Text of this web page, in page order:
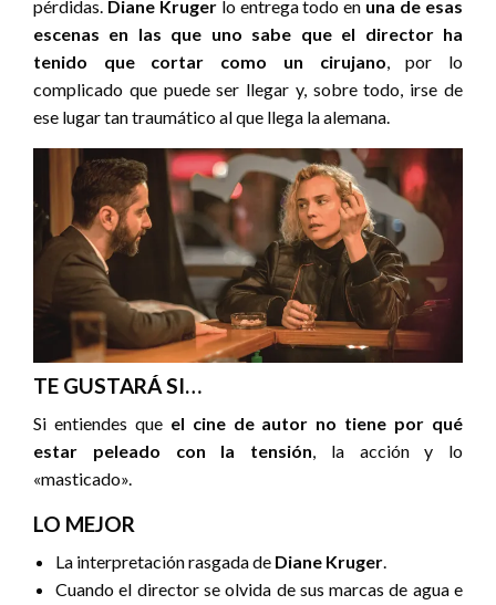
pérdidas. Diane Krugerlo entrega todo en una de esas
escenas en las que uno sabe que el director ha
tenido que cortar como un cirujano, por lo
complicado que puede ser llegar y, sobre todo, irse de
ese lugar tan traumático al que llega la alemana.
TE GUSTARÁ SI…
Si entiendes que el cine de autor no tiene por qué
estar peleado con la tensión, la acción y lo
«masticado».
LO MEJOR
La interpretación rasgada de Diane Kruger.
Cuando el director se olvida de sus marcas de agua e